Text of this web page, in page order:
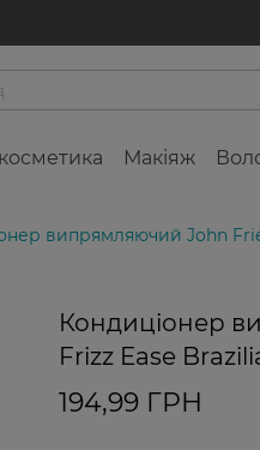
Макіяж
випрямляючий John
Кондиціонер
Frizz Ease
194,99 ГРН